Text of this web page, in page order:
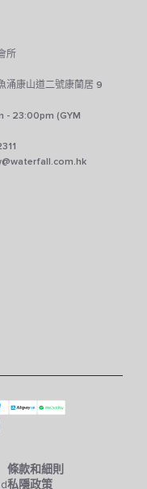
所
涌康山道二號康蘭居 9
- 23:00pm (GYM
條款和細則
私隱政策